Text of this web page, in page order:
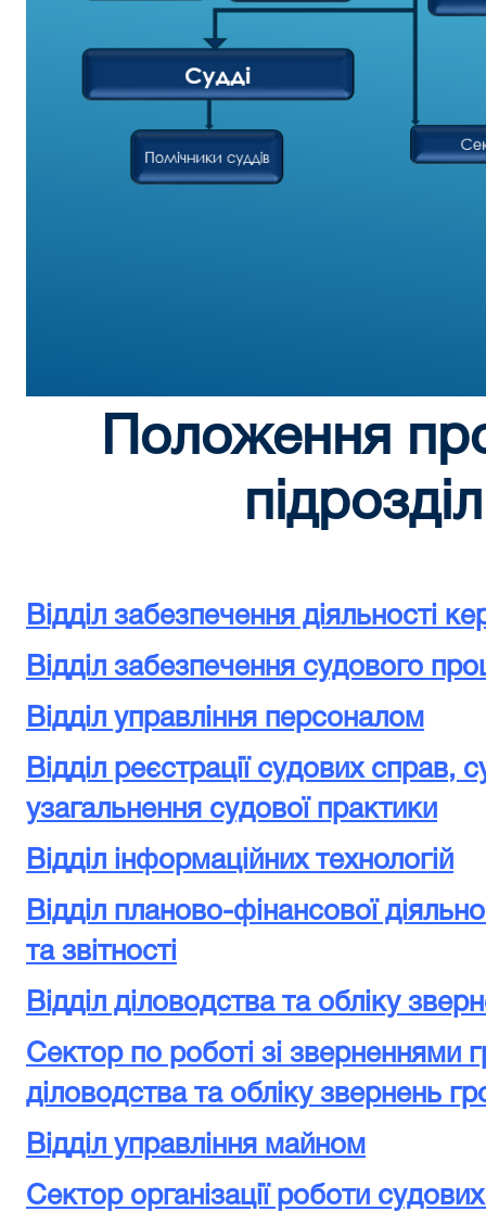
Положення
Відділ забезпечення діяльності
Відділ забезпечення судового
Відділ управління персоналом
Відділ реєстрації судових справ,
узагальнення судової практики
Відділ інформаційних технологій
Відділ планово-фінансової
та звітності
Відділ діловодства та обліку
Сектор по роботі зі зверненнями
діловодства та обліку звернень
Відділ управління майном
Сектор організації роботи